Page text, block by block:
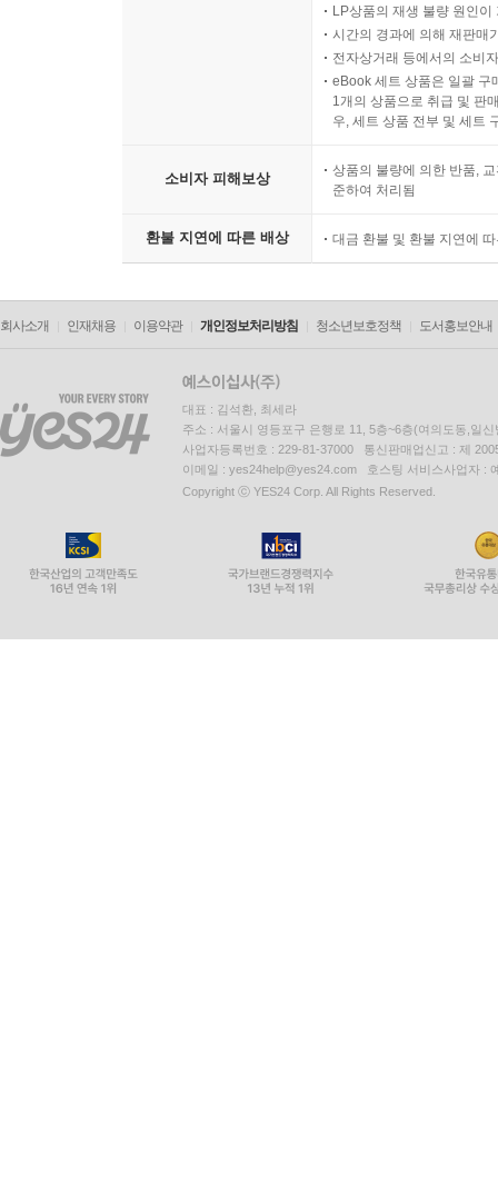
LP상품의 재생 불량 원인
시간의 경과에 의해 재판매
전자상거래 등에서의 소비
eBook 세트 상품은 일괄 구
1개의 상품으로 취급 및 판
우, 세트 상품 전부 및 세트
소비자 피해보상
상품의 불량에 의한 반품,
준하여 처리됨
환불 지연에 따른 배상 대금 환불 및 환불 지연에
회사소개 인재채용 이용약관 개인정보처리방침 청소년보호정책 도서홍보안내
대표 : 김석환, 최세라
주소 : 서울시 영등포구 은행로 11, 5층~6층(여의도동,일신
사업자등록번호 : 229-81-37000 통신판매업신고 : 제
이메일 : yes24help@yes24.com 호스팅 서비스사업자 :
Copyright ⓒ YES24 Corp. All Rights Reserved.